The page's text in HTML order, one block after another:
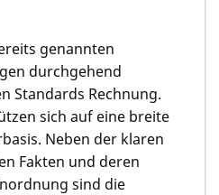
genannten
durchgehend
Standards Rechnung.
sich auf eine breite
Neben der klaren
Fakten und deren
sind die